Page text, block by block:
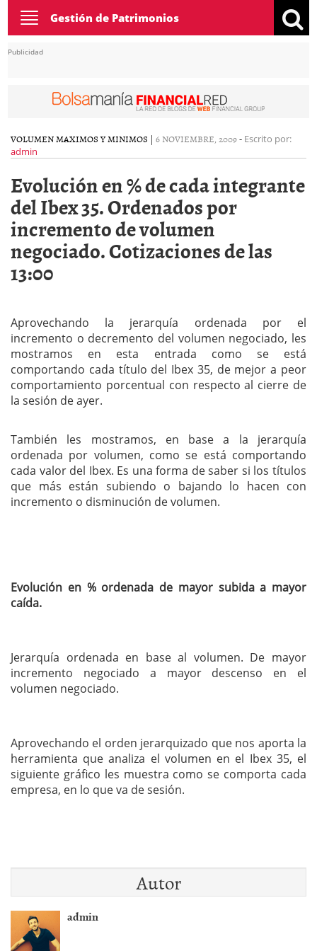
Toggle
navigation
Gestión de Patrimonios
Publicidad
VOLUMEN MAXIMOS Y MINIMOS | 6 NOVIEMBRE, 2009- Escrito por:
admin
Evolución en % de cada integrante
del Ibex 35. Ordenados por
incremento de volumen
negociado. Cotizaciones de las
13:00
Aprovechando la jerarquía ordenada por el
incremento o decremento del volumen negociado, les
mostramos en esta entrada como se está
comportando cada título del Ibex 35, de mejor a peor
comportamiento porcentual con respecto al cierre de
la sesión de ayer.
También les mostramos, en base a la jerarquía
ordenada por volumen, como se está comportando
cada valor del Ibex. Es una forma de saber si los títulos
que más están subiendo o bajando lo hacen con
incremento o disminución de volumen.
Evolución en % ordenada de mayor subida a mayor
caída.
Jerarquía ordenada en base al volumen. De mayor
incremento negociado a mayor descenso en el
volumen negociado.
Aprovechando el orden jerarquizado que nos aporta la
herramienta que analiza el volumen en el Ibex 35, el
siguiente gráfico les muestra como se comporta cada
empresa, en lo que va de sesión.
Autor
admin